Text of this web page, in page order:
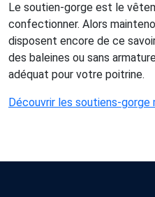
Le soutien-gorge est le
confectionner. Alors
disposent encore de ce
des baleines ou sans
adéquat pour votre poitrine.
Découvrir les soutiens-gorge